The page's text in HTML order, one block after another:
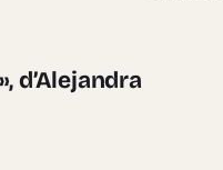
d’Alejandra